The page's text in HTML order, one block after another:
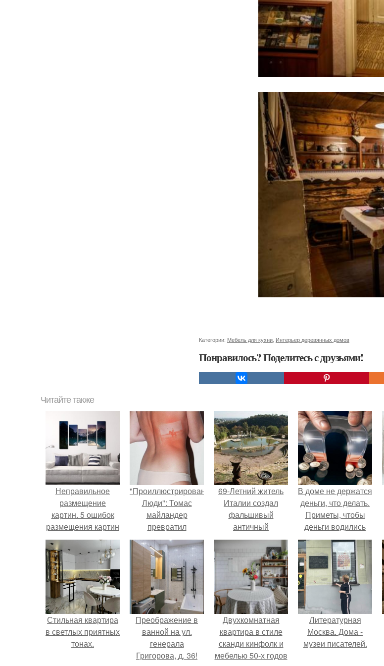
Категории: Мебель для кухни, Интерьер деревянных домов
Понравилось? Поделитесь с друзьями!
Читайте также
Неправильное
размещение
картин. 5 ошибок
размещения картин
на стенах
"Проиллюстрированные
Люди": Томас
майландер
превратил
солнечные ожоги в
арт - объект.
69-Летний житель
Италии создал
фальшивый
античный
амфитеатр и
долгое время
успешно выдавал
его за настоящее
историческое
наследие.
В доме не держатся
деньги, что делать.
Приметы, чтобы
деньги водились
Стильная квартира
в светлых приятных
тонах.
Преображение в
ванной на ул.
генерала
Григорова, д. 36!
Двухкомнатная
квартира в стиле
сканди кинфолк и
мебелью 50-х годов
Литературная
Москва. Дома -
музеи писателей.